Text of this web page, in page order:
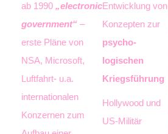
ab 1990 „electronic
go­vern­ment“ –
erste Pläne von
NSA, Microsoft,
Luft­fahrt- u.a.
internationalen
Konzernen zum
Entwicklung von
Kon­zep­ten zur
psycho­
logischen
Kriegsführung
Hollywood und
US-Militär